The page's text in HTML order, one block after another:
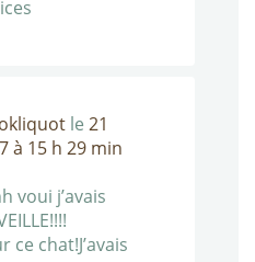
le 21
à 15 h 29 min
voui j’avais
ce chat!J’avais